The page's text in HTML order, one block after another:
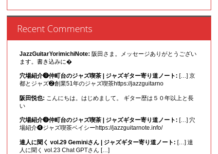
Recent Comments
JazzGuitarYorimichiNote: 阪田さま。メッセージありがとうござい
ます。書き込みに�
穴場紹介❾仲町台のジャズ喫茶 | ジャズギター寄り道ノート: […] 京
都とジャズ❷創業51年のジャズ喫茶https://jazzguitarno
阪田悦也: こんにちは。はじめまして。 ギター歴は５０年以上と長
い
穴場紹介❾仲町台のジャズ喫茶 | ジャズギター寄り道ノート: […] 穴
場紹介❹ジャズ喫茶ベイシーhttps://jazzguitarnote.info/
達人に聞く vol.29 Geminiさん | ジャズギター寄り道ノート: […] 達
人に聞く vol.23 Chat GPTさん […]